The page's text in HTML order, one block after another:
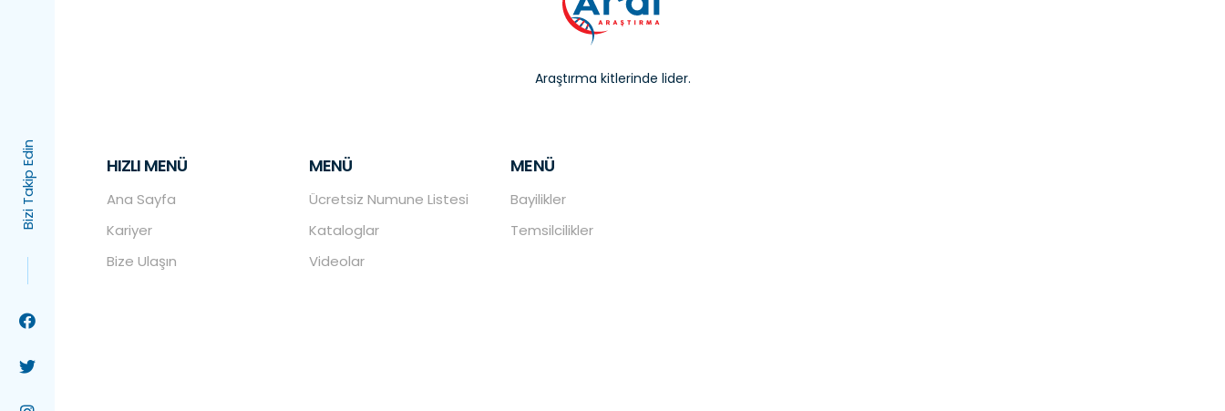
Bizi Takip Edin
Araştırma kitlerinde lider.
HIZLI MENÜ
Ana Sayfa
Kariyer
Bize Ulaşın
MENÜ
Ücretsiz Numune Listesi
Kataloglar
Videolar
MENÜ
Bayilikler
Temsilcilikler